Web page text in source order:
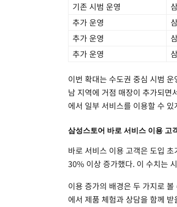
기존 시범 운영
추가 운영
추가 운영
추가 운영
이번 확대는 수도권 중심 시범
남 지역에 거점 매장이 추가되면
에서 일부 서비스를 이용할 수 있
삼성스토어 바로 서비스 이용 고
바로 서비스 이용 고객은 도입
30% 이상 증가했다. 이 수치는
이용 증가의 배경은 두 가지로
에서 제품 체험과 상담을 함께